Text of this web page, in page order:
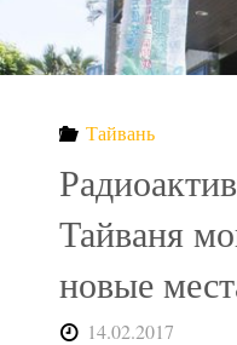
Тайвань
Тайваня
новые
14.02.2017